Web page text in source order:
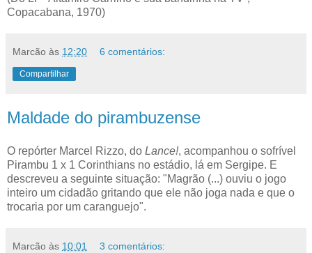
Copacabana, 1970)
Marcão às 12:20 6 comentários:
Compartilhar
Maldade do pirambuzense
O repórter Marcel Rizzo, do Lance!, acompanhou o sofrível
Pirambu 1 x 1 Corinthians no estádio, lá em Sergipe. E
descreveu a seguinte situação: "Magrão (...) ouviu o jogo
inteiro um cidadão gritando que ele não joga nada e que o
trocaria por um caranguejo".
Marcão às 10:01 3 comentários: